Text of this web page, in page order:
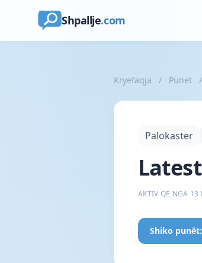
Shpallje.com
Kryefaqja / Punët /
Palokaster
AKTIV QË NGA 13
Shiko